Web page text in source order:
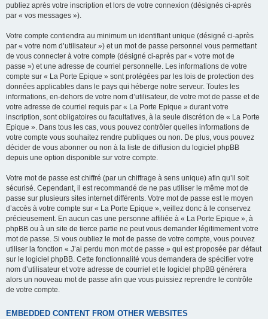
publiez après votre inscription et lors de votre connexion (désignés ci-après
par « vos messages »).
Votre compte contiendra au minimum un identifiant unique (désigné ci-après
par « votre nom d’utilisateur ») et un mot de passe personnel vous permettant
de vous connecter à votre compte (désigné ci-après par « votre mot de
passe ») et une adresse de courriel personnelle. Les informations de votre
compte sur « La Porte Epique » sont protégées par les lois de protection des
données applicables dans le pays qui héberge notre serveur. Toutes les
informations, en-dehors de votre nom d’utilisateur, de votre mot de passe et de
votre adresse de courriel requis par « La Porte Epique » durant votre
inscription, sont obligatoires ou facultatives, à la seule discrétion de « La Porte
Epique ». Dans tous les cas, vous pouvez contrôler quelles informations de
votre compte vous souhaitez rendre publiques ou non. De plus, vous pouvez
décider de vous abonner ou non à la liste de diffusion du logiciel phpBB
depuis une option disponible sur votre compte.
Votre mot de passe est chiffré (par un chiffrage à sens unique) afin qu’il soit
sécurisé. Cependant, il est recommandé de ne pas utiliser le même mot de
passe sur plusieurs sites internet différents. Votre mot de passe est le moyen
d’accès à votre compte sur « La Porte Epique », veillez donc à le conservez
précieusement. En aucun cas une personne affiliée à « La Porte Epique », à
phpBB ou à un site de tierce partie ne peut vous demander légitimement votre
mot de passe. Si vous oubliez le mot de passe de votre compte, vous pouvez
utiliser la fonction « J’ai perdu mon mot de passe » qui est proposée par défaut
sur le logiciel phpBB. Cette fonctionnalité vous demandera de spécifier votre
nom d’utilisateur et votre adresse de courriel et le logiciel phpBB générera
alors un nouveau mot de passe afin que vous puissiez reprendre le contrôle
de votre compte.
EMBEDDED CONTENT FROM OTHER WEBSITES